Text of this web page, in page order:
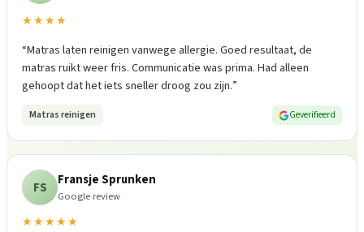
★★★★
“Matras laten reinigen vanwege allergie. Goed resultaat, de
matras ruikt weer fris. Communicatie was prima. Had alleen
gehoopt dat het iets sneller droog zou zijn.”
Matras reinigen Geverifieerd
FS Fransje Sprunken
Google review
★★★★★